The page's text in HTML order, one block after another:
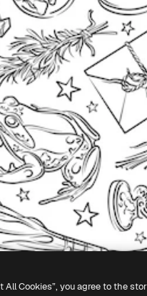
All Cookies”, you agree to the